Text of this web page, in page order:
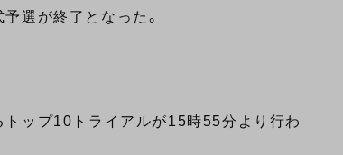
選が終了となった。
ップ10トライアルが15時55分より行わ